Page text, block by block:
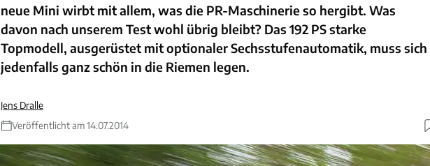
neue Mini wirbt mit allem, was die PR-Maschinerie so hergibt. Was
davon nach unserem Test wohl übrig bleibt? Das 192 PS starke
Topmodell, ausgerüstet mit optionaler Sechsstufenautomatik, muss sich
jedenfalls ganz schön in die Riemen legen.
Jens Dralle
Veröffentlicht am 14.07.2014